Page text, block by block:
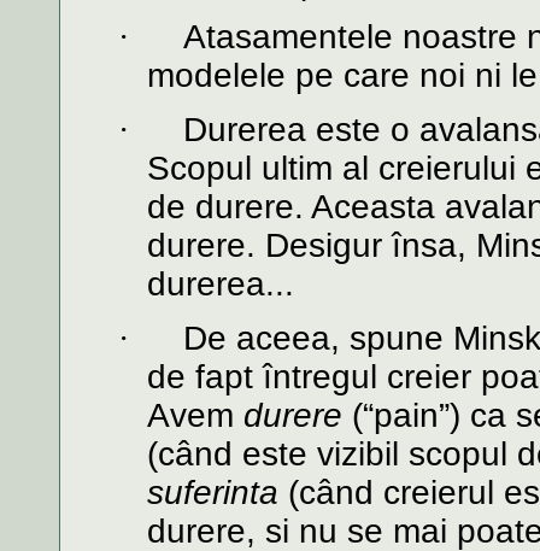
·
Atasamentele noastre
modelele pe care noi ni
·
Durerea este o
Scopul ultim al creierului
de durere. Aceasta
durere. Desigur însa,
durerea...
·
De aceea, spune
de fapt întregul creier
Avem durere (“pain”) ca
(când este vizibil scopul
suferinta (când creierul
durere, si nu se mai